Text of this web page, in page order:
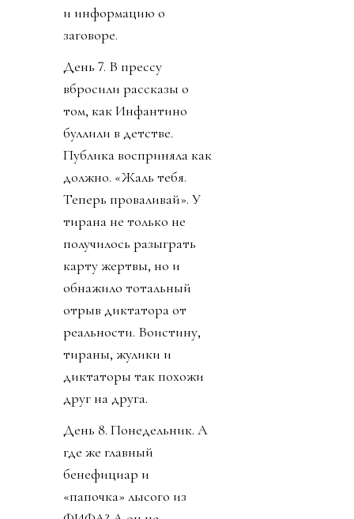
и информацию о
заговоре.
День 7. В прессу
вбросили рассказы о
том, как Инфантино
буллили в детстве.
Публика восприняла как
должно. «Жаль тебя.
Теперь проваливай». У
тирана не только не
получилось разыграть
карту жертвы, но и
обнажило тотальный
отрыв диктатора от
реальности. Воистину,
тираны, жулики и
диктаторы так похожи
друг на друга.
День 8. Понедельник. А
где же главный
бенефициар и
«папочка» лысого из